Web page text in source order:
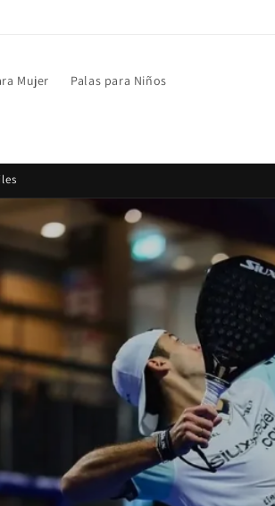
Mujer Palas para Niños